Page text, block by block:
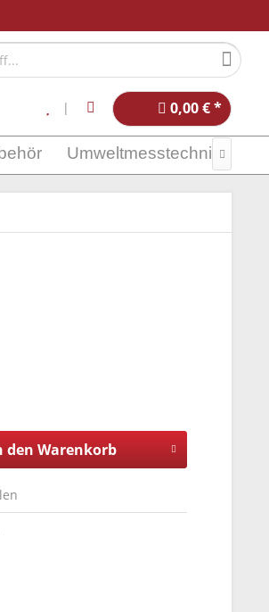
0,00 € *
Umweltmesstechnik
den Warenkorb